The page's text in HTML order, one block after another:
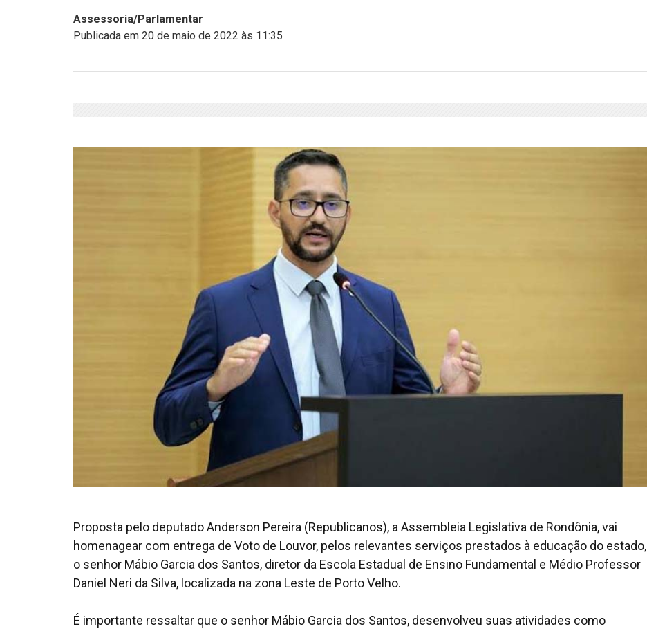
Assessoria/Parlamentar
Publicada em 20 de maio de 2022 às 11:35
Proposta pelo deputado Anderson Pereira (Republicanos), a Assembleia Legislativa de Rondônia, vai
homenagear com entrega de Voto de Louvor, pelos relevantes serviços prestados à educação do estado,
o senhor Mábio Garcia dos Santos, diretor da Escola Estadual de Ensino Fundamental e Médio Professor
Daniel Neri da Silva, localizada na zona Leste de Porto Velho.
É importante ressaltar que o senhor Mábio Garcia dos Santos, desenvolveu suas atividades como